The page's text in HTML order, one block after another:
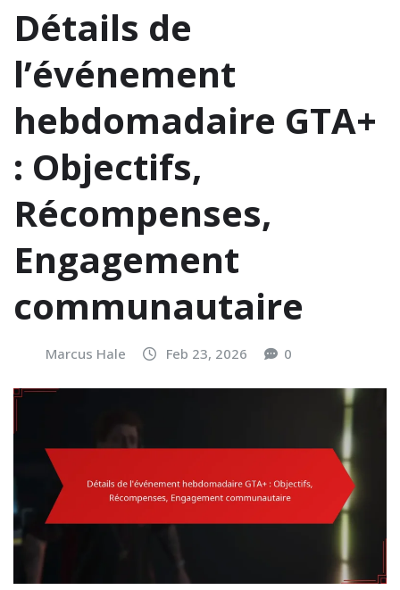
Détails de
l’événement
hebdomadaire GTA+
: Objectifs,
Récompenses,
Engagement
communautaire
Marcus Hale Feb 23, 2026 0